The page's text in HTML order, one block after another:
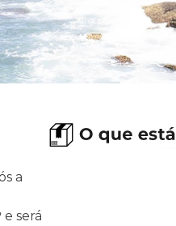
a
será